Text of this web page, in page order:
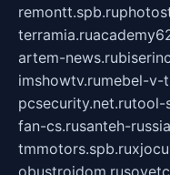
remontt.spb.ru
terramia.ru
artem-news.ru
imshowtv.rumebel-v-
pcsecurity.net.rutool-
fan-cs.rusanteh-
tmmotors.spb.ru
obustrojdom.ru